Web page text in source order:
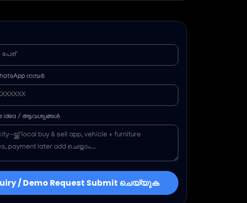
നമ്പർ
idea / ആവശ്യങ്ങൾ
/ Demo Request Submit ചെയ്യുക